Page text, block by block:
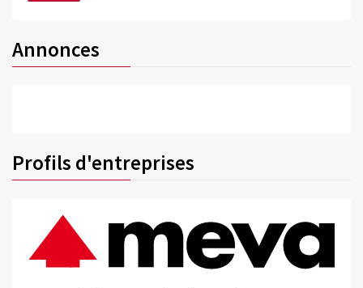
Annonces
Profils d'entreprises